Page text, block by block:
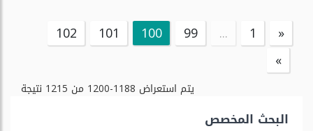
«
1
...
99
100
101
102
»
يتم استعراض 1188-1200 من 1215 نتيجة
البحث المخصص